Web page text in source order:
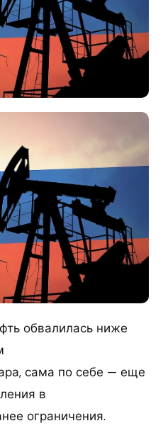
обвалилась ниже
сама по себе — еще
в
ограничения.